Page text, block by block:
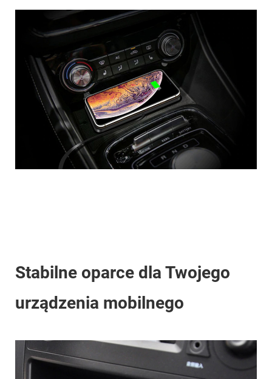
Stabilne oparce dla Twojego
urządzenia mobilnego